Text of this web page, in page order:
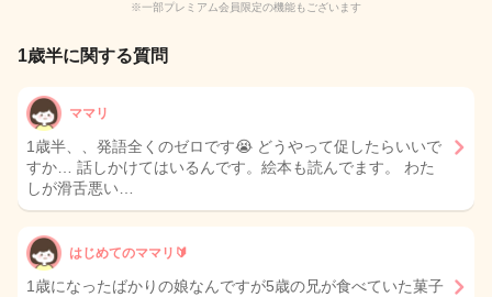
※一部プレミアム会員限定の機能もございます
1歳半に関する質問
ママリ
1歳半、、発語全くのゼロです😭 どうやって促したらいいで
すか… 話しかけてはいるんです。絵本も読んでます。 わた
しが滑舌悪い…
はじめてのママリ🔰
1歳になったばかりの娘なんですが5歳の兄が食べていた菓子